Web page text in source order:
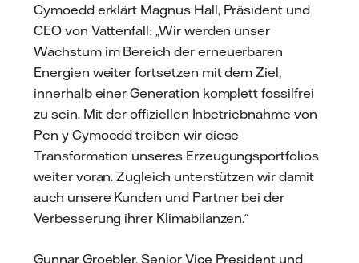
Cymoedd erklärt Magnus Hall, Präsident und
CEO von Vattenfall: „Wir werden unser
Wachstum im Bereich der erneuerbaren
Energien weiter fortsetzen mit dem Ziel,
innerhalb einer Generation komplett fossilfrei
zu sein. Mit der offiziellen Inbetriebnahme von
Pen y Cymoedd treiben wir diese
Transformation unseres Erzeugungsportfolios
weiter voran. Zugleich unterstützen wir damit
auch unsere Kunden und Partner bei der
Verbesserung ihrer Klimabilanzen.“
Gunnar Groebler, Senior Vice President und